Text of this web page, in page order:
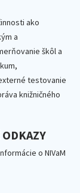
ako
a
škôl a
testovanie
knižničného
o NIVaM